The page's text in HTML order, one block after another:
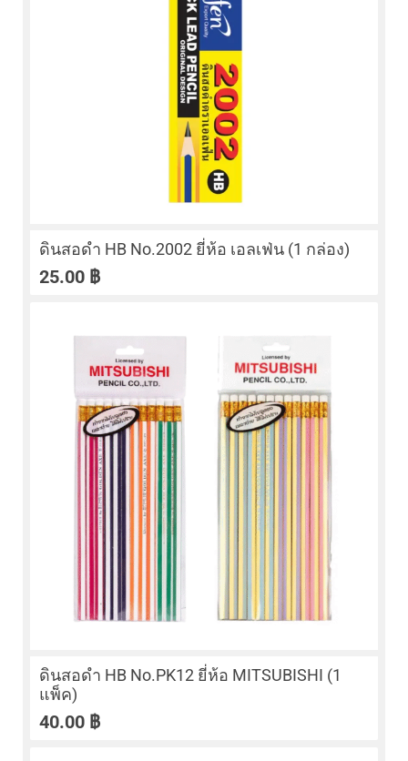
ดินสอดำ HB No.2002 ยี่ห้อ เอลเฟ่น (1 กล่อง)
25.00 ฿
ดินสอดำ HB No.PK12 ยี่ห้อ MITSUBISHI (1
แพ็ค)
40.00 ฿